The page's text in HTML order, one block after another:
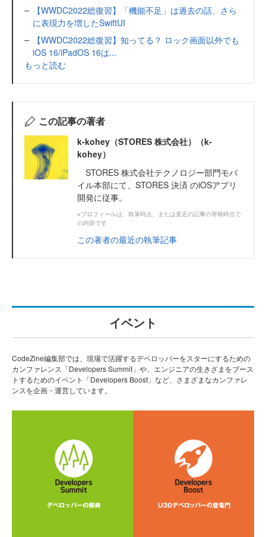
【WWDC2022総復習】「機能不足」は過去の話、さら
に表現力を増したSwiftUI
【WWDC2022総復習】知ってる？ ロック画面以外でも
iOS 16/iPadOS 16は...
もっと読む
この記事の著者
k-kohey（STORES 株式会社）（k-
kohey）
STORES 株式会社テクノロジー部門モバ
イル本部にて、STORES 決済 のiOSアプリ
開発に従事。
※プロフィールは、執筆時点、または直近の記事の寄稿時点で
の内容です
この著者の最近の執筆記事
イベント
CodeZine編集部では、現場で活躍するデベロッパーをスターにするための
カンファレンス「Developers Summit」や、エンジニアの生きざまをブース
トするためのイベント「Developers Boost」など、さまざまなカンファレ
ンスを企画・運営しています。